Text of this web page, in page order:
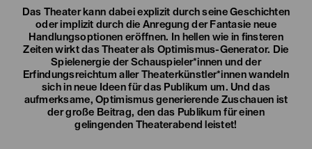
Das Theater kann dabei explizit durch seine Geschichten
oder implizit durch die Anregung der Fantasie neue
Handlungsoptionen eröffnen. In hellen wie in finsteren
Zeiten wirkt das Theater als Optimismus-Generator. Die
Spielenergie der Schauspieler*innen und der
Erfindungsreichtum aller Theaterkünstler*innen wandeln
sich in neue Ideen für das Publikum um. Und das
aufmerksame, Optimismus generierende Zuschauen ist
der große Beitrag, den das Publikum für einen
gelingenden Theaterabend leistet!